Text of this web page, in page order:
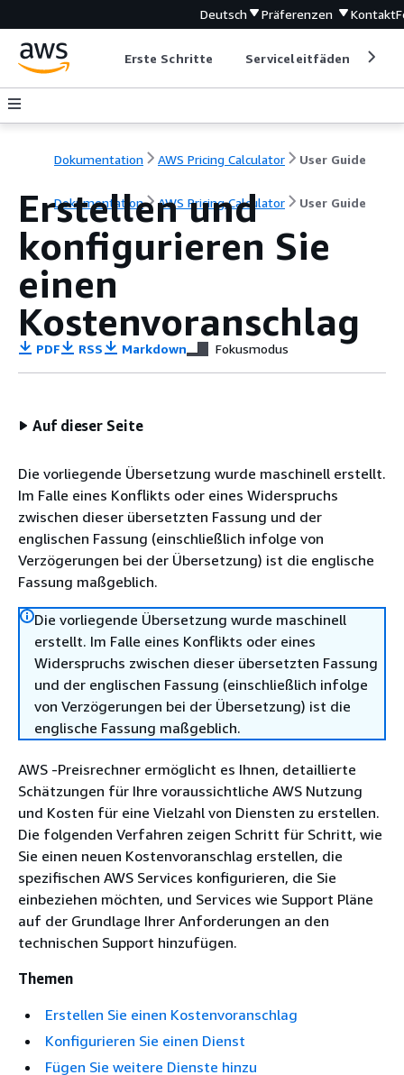
Deutsch Präferenzen Kontakt
Erste Schritte Serviceleitfäden
Dokumentation AWS Pricing Calculator User Guide
Dokumentation AWS Pricing Calculator User Guide
Erstellen und
konfigurieren Sie
einen
Kostenvoranschlag
PDF RSS Markdown Fokusmodus
Auf dieser Seite
Die vorliegende Übersetzung wurde maschinell erstellt.
Im Falle eines Konflikts oder eines Widerspruchs
zwischen dieser übersetzten Fassung und der
englischen Fassung (einschließlich infolge von
Verzögerungen bei der Übersetzung) ist die englische
Fassung maßgeblich.
Die vorliegende Übersetzung wurde maschinell
erstellt. Im Falle eines Konflikts oder eines
Widerspruchs zwischen dieser übersetzten Fassung
und der englischen Fassung (einschließlich infolge
von Verzögerungen bei der Übersetzung) ist die
englische Fassung maßgeblich.
AWS -Preisrechner ermöglicht es Ihnen, detaillierte
Schätzungen für Ihre voraussichtliche AWS Nutzung
und Kosten für eine Vielzahl von Diensten zu erstellen.
Die folgenden Verfahren zeigen Schritt für Schritt, wie
Sie einen neuen Kostenvoranschlag erstellen, die
spezifischen AWS Services konfigurieren, die Sie
einbeziehen möchten, und Services wie Support Pläne
auf der Grundlage Ihrer Anforderungen an den
technischen Support hinzufügen.
Themen
Erstellen Sie einen Kostenvoranschlag
Konfigurieren Sie einen Dienst
Fügen Sie weitere Dienste hinzu